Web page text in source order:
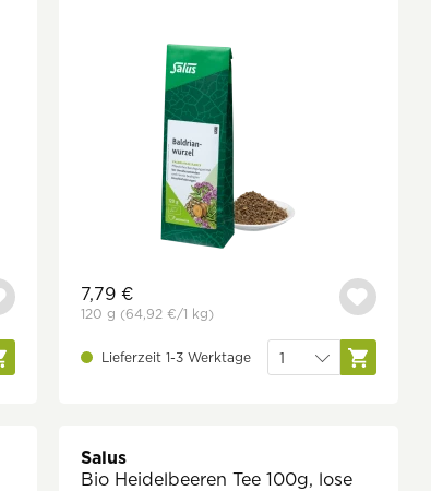
7,79 €
120 g (64,92 €/1 kg)
Lieferzeit 1-3 Werktage
Salus
Bio Heidelbeeren Tee 100g, lose